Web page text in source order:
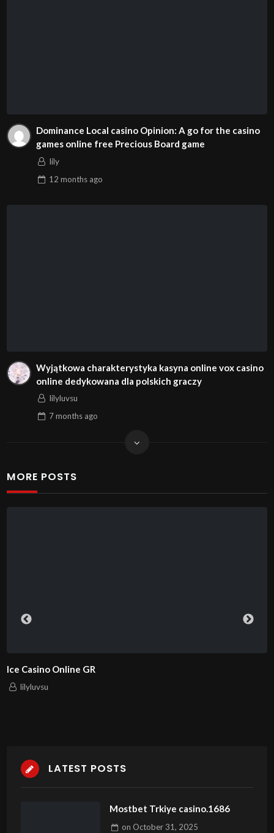
Dominance Local casino Opinion: A go for the casino
games online free Precious Board game
lily
12 monthsago
Wyjątkowa charakterystyka kasyna online vox casino
online dedykowana dla polskich graczy
lilyluvsu
7 monthsago
MORE POSTS
LATEST POSTS
Mostbet Trkiye casino.1686
on October 31, 2025